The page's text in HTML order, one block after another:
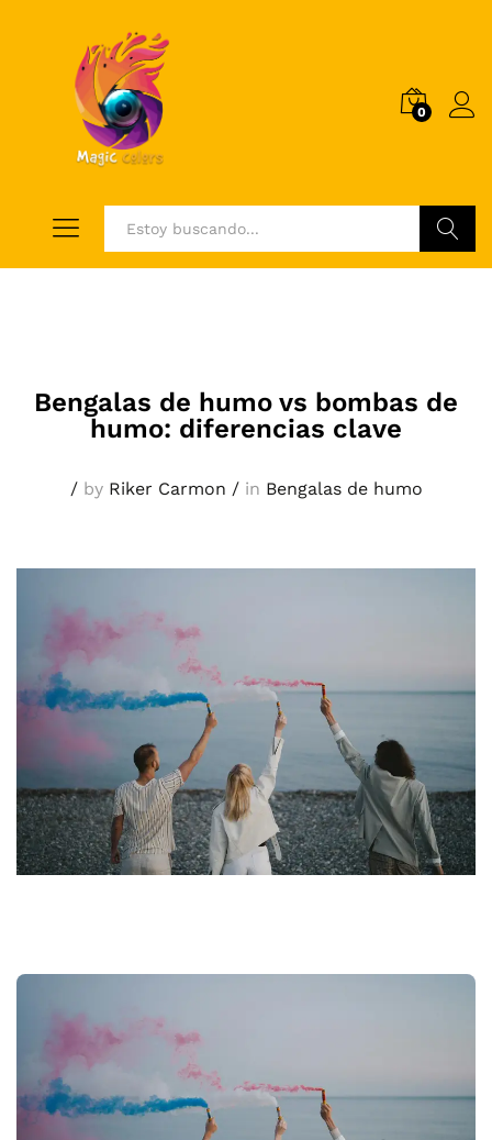
0
Bengalas de humo vs bombas de
humo: diferencias clave
/by Riker Carmon /in Bengalas de humo